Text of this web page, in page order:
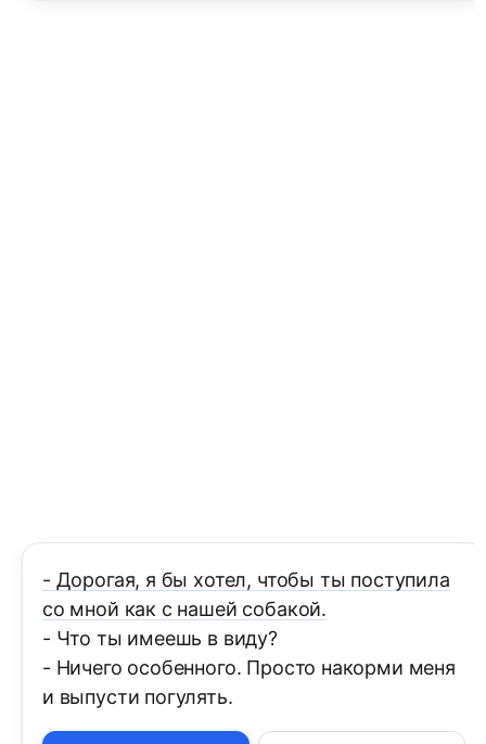
- Дорогая, я бы хотел, чтобы ты поступила
со мной как с нашей собакой.
- Что ты имеешь в виду?
- Ничего особенного. Просто накорми меня
и выпусти погулять.